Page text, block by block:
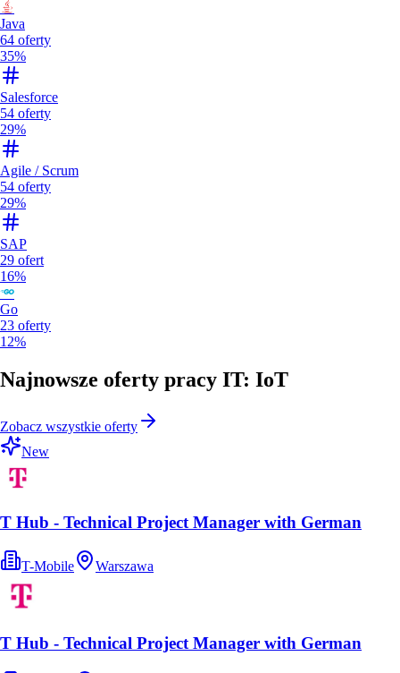
Java
64 oferty
35%
Salesforce
54 oferty
29%
Agile / Scrum
54 oferty
29%
SAP
29 ofert
16%
Go
23 oferty
12%
Najnowsze oferty pracy IT: IoT
Zobacz wszystkie oferty
New
T Hub - Technical Project Manager with German
T-Mobile Warszawa
T Hub - Technical Project Manager with German